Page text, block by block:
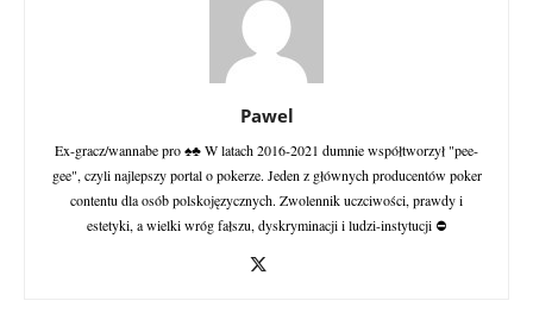
Pawel
Ex-gracz/wannabe pro ♠♣ W latach 2016-2021 dumnie współtworzył "pee-
gee", czyli najlepszy portal o pokerze. Jeden z głównych producentów poker
contentu dla osób polskojęzycznych. Zwolennik uczciwości, prawdy i
estetyki, a wielki wróg fałszu, dyskryminacji i ludzi-instytucji ⛔